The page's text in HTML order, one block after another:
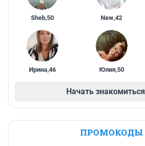
Sheb,50 New,42
Ирина,46 Юлия,50
Начать знакомиться
ПРОМОКОДЫ